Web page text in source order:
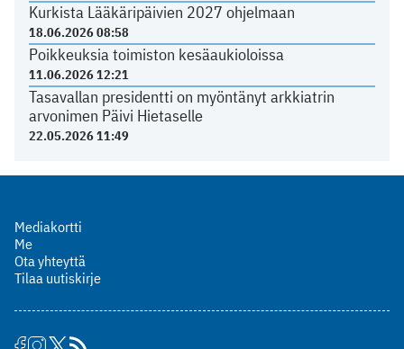
Kurkista Lääkäripäivien 2027 ohjelmaan
18.06.2026 08:58
Poikkeuksia toimiston kesäaukioloissa
11.06.2026 12:21
Tasavallan presidentti on myöntänyt arkkiatrin
arvonimen Päivi Hietaselle
22.05.2026 11:49
Mediakortti
Me
Ota yhteyttä
Tilaa uutiskirje